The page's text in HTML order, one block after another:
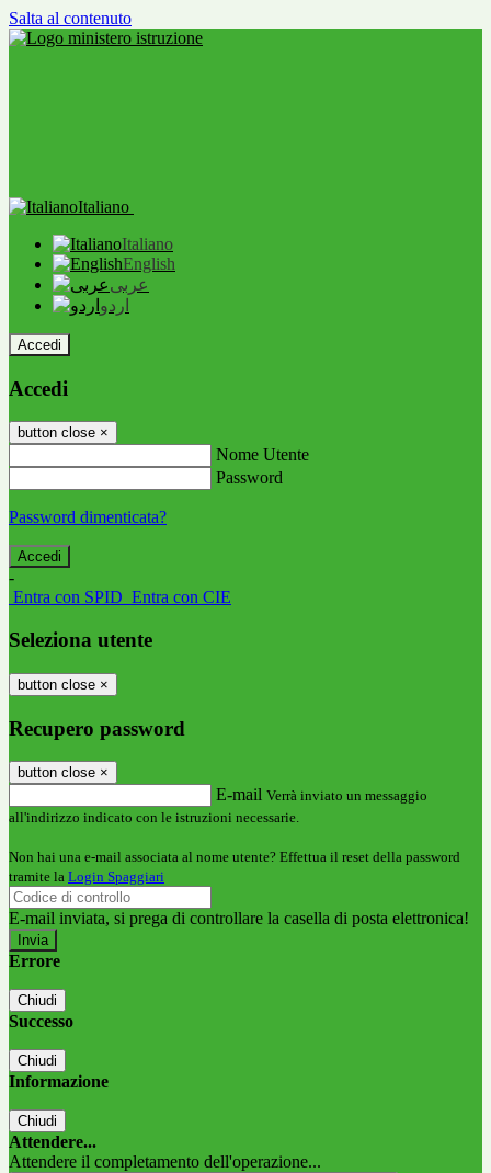
Salta al contenuto
Italiano
Italiano
English
عربى
اردو
Accedi
Accedi
button close ×
Nome Utente
Password
Password dimenticata?
-
Entra con SPID Entra con CIE
Seleziona utente
button close ×
Recupero password
button close ×
E-mail Verrà inviato un messaggio
all'indirizzo indicato con le istruzioni necessarie.
Non hai una e-mail associata al nome utente? Effettua il reset della password
tramite la Login Spaggiari
E-mail inviata, si prega di controllare la casella di posta elettronica!
Errore
Chiudi
Successo
Chiudi
Informazione
Chiudi
Attendere...
Attendere il completamento dell'operazione...